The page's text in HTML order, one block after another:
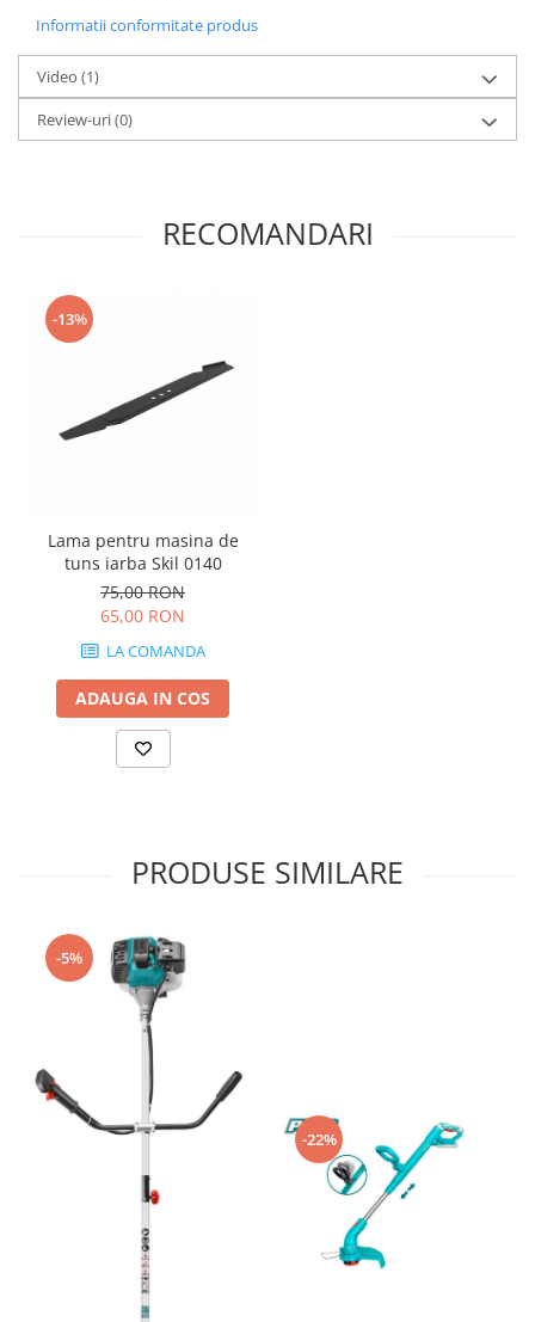
Informatii conformitate produs
Video (1)
Review-uri(0)
RECOMANDARI
-13%
Lama pentru masina de
tuns iarba Skil 0140
75,00 RON
65,00 RON
LA COMANDA
ADAUGA IN COS
PRODUSE SIMILARE
-5%
-22%